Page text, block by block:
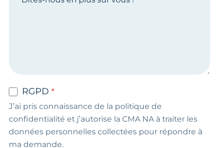
RGPD
J’ai pris connaissance de la politique de
confidentialité et j’autorise la CMA NA à traiter les
données personnelles collectées pour répondre à
ma demande.